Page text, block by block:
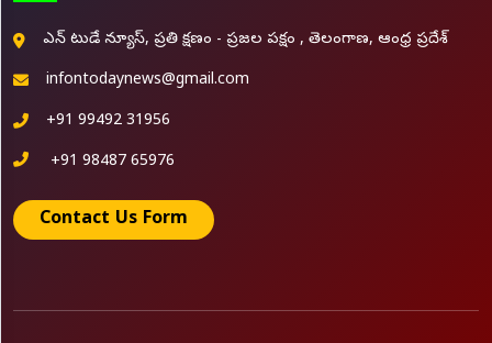
ఎన్ టుడే న్యూస్, ప్రతి క్షణం - ప్రజల పక్షం , తెలంగాణ, ఆంధ్ర ప్రదేశ్
infontodaynews@gmail.com
+91 99492 31956
+91 98487 65976
Contact Us Form